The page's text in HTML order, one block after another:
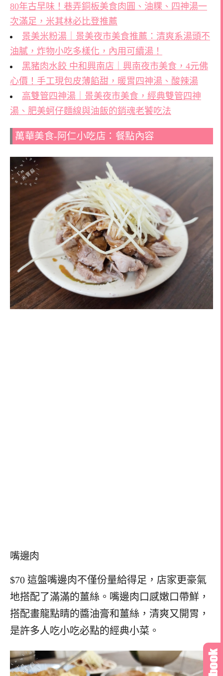
80年古早味！巷弄銅板美食肉圓、油粿、四神湯一
次滿足，米其林必比登推薦
景美米粉湯｜景美夜市美食推薦：清爽系湯頭不
油膩，炸物小吃多樣化，內用可續湯！
黑豬肉水餃 中和興南店｜興南夜市美食，4元佛
心價！手工現包皮薄餡甜，暖胃四神湯、酸辣湯
高雙管四神湯｜景美夜市美食，經典雙管四神
湯、肥美蚵仔麵線與油飯的銷魂老饕吃法
萬華美食-阿仁小吃店：餐點內容
嘴邊肉
$70 這盤嘴邊肉不僅份量給得足，店家更豪氣
地搭配了滿滿的薑絲。嘴邊肉口感嫩口帶鮮，
搭配畫龍點睛的醬油膏和薑絲，清爽又開胃，
是許多人吃小吃必點的經典小菜。